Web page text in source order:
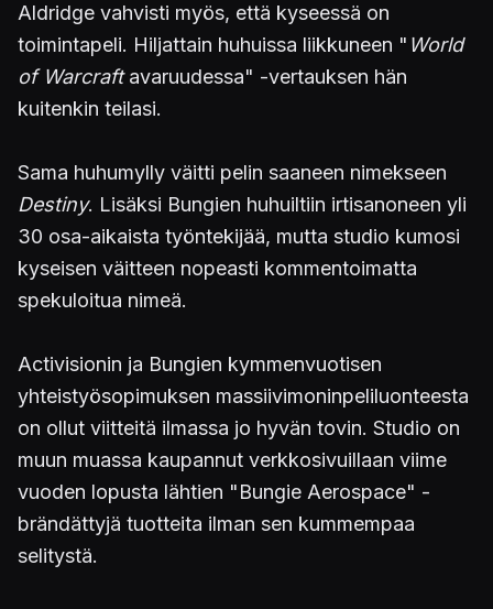
Aldridge vahvisti myös, että kyseessä on
toimintapeli. Hiljattain huhuissa liikkuneen " World
of Warcraftavaruudessa" -vertauksen hän
kuitenkin teilasi.
Sama huhumylly väitti pelin saaneen nimekseen
Destiny. Lisäksi Bungien huhuiltiin irtisanoneen yli
30 osa-aikaista työntekijää, mutta studio kumosi
kyseisen väitteen nopeasti kommentoimatta
spekuloitua nimeä.
Activisionin ja Bungien kymmenvuotisen
yhteistyösopimuksen massiivimoninpeliluonteesta
on ollut viitteitä ilmassa jo hyvän tovin. Studio on
muun muassa kaupannut verkkosivuillaan viime
vuoden lopusta lähtien "Bungie Aerospace" -
brändättyjä tuotteita ilman sen kummempaa
selitystä.